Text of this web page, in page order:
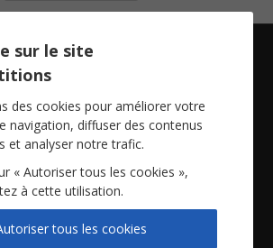
Contactez-nous
Qui sommes-nous
FAQ
À propos
CGV
sur le site
des cookies pour améliorer votre
navigation, diffuser des contenus
et analyser notre trafic.
« Autoriser tous les cookies »,
à cette utilisation.
tous les cookies